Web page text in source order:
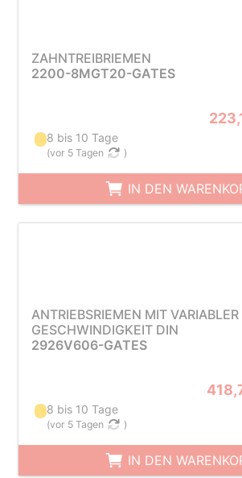
ZAHNTREIBRIEMEN
2200-8MGT20-GATES
8 bis 10 Tage
(vor 5 Tagen )
IN DEN
ANTRIEBSRIEMEN MIT VARIABLER
GESCHWINDIGKEIT DIN
2926V606-GATES
8 bis 10 Tage
(vor 5 Tagen )
IN DEN